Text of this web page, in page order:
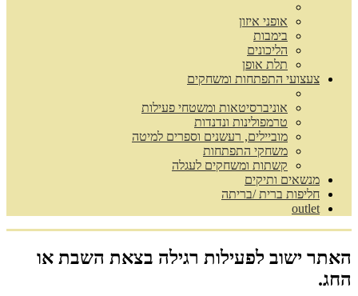
אופני איזון
בימבות
הליכונים
תלת אופן
צעצועי התפתחות ומשחקים
אוניברסיטאות ומשטחי פעילות
טרמפולינות ונדנדות
מוביילים, רעשנים וספרים למיטה
משחקי התפתחות
קשתות ומשחקים לעגלה
מנשאים ותיקים
חליפות ברית /בריתה
outlet
האתר ישוב לפעילות רגילה בצאת השבת או
החג.